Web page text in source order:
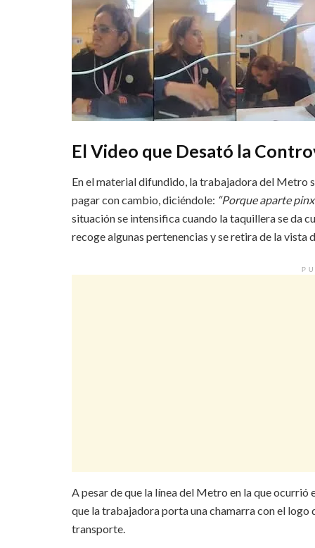
El Video que Desató la
En el material difundido, la trabajadora del Metro
pagar con cambio, diciéndole: “Porque aparte
situación se intensifica cuando la taquillera se da
recoge algunas pertenencias y se retira de la vista
A pesar de que la línea del Metro en la que
que la trabajadora porta una chamarra con el logo
transporte.